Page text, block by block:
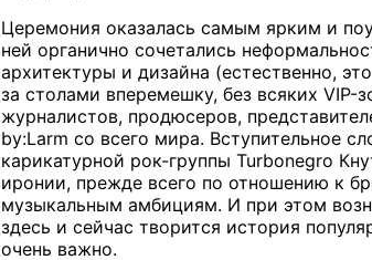
Церемония оказалась самым ярким и
ней органично сочетались
архитектуры и дизайна (естественно,
за столами вперемешку, без всяких VIP-
журналистов, продюсеров,
by:Larm со всего мира. Вступительное
карикатурной рок-группы Turbonegro
иронии, прежде всего по отношению к
музыкальным амбициям. И при этом
здесь и сейчас творится история
очень важно.